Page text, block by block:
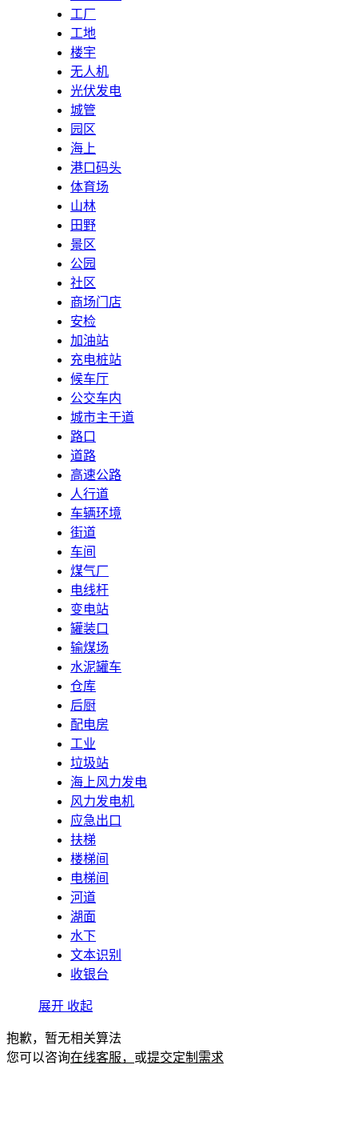
工厂
工地
楼宇
无人机
光伏发电
城管
园区
海上
港口码头
体育场
山林
田野
景区
公园
社区
商场门店
安检
加油站
充电桩站
候车厅
公交车内
城市主干道
路口
道路
高速公路
人行道
车辆环境
街道
车间
煤气厂
电线杆
变电站
罐装口
输煤场
水泥罐车
仓库
后厨
配电房
工业
垃圾站
海上风力发电
风力发电机
应急出口
扶梯
楼梯间
电梯间
河道
湖面
水下
文本识别
收银台
展开 收起
抱歉，暂无相关算法
您可以咨询在线客服， 或提交定制需求